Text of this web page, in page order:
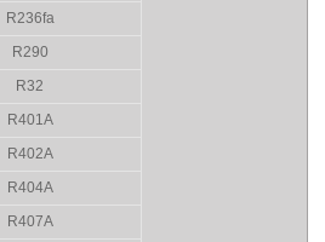
R236fa
R290
R32
R401A
R402A
R404A
R407A